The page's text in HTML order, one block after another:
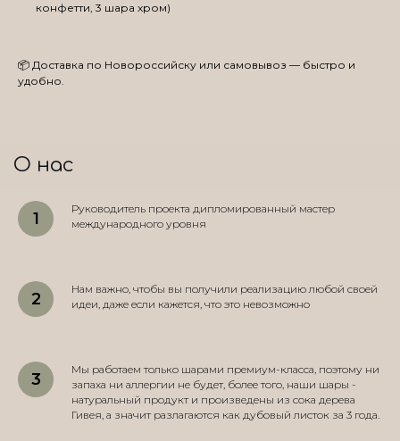
конфетти, 3 шара хром)
📦 Доставка по Новороссийску или самовывоз — быстро и
удобно.
О нас
Руководитель проекта дипломированный мастер
международного уровня
Нам важно, чтобы вы получили реализацию любой своей
идеи, даже если кажется, что это невозможно
Мы работаем только шарами премиум-класса, поэтому ни
запаха ни аллергии не будет, более того, наши шары -
натуральный продукт и произведены из сока дерева
Гивея, а значит разлагаются как дубовый листок за 3 года.